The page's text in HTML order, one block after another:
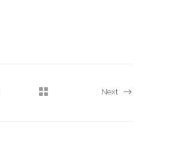
Next